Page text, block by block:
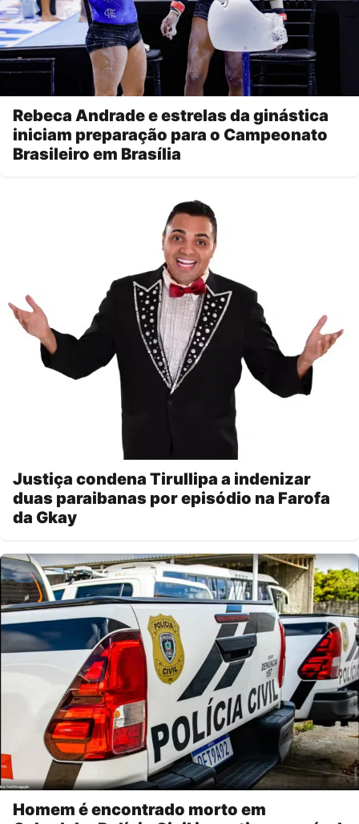
Rebeca Andrade e estrelas da ginástica
iniciam preparação para o Campeonato
Brasileiro em Brasília
Justiça condena Tirullipa a indenizar
duas paraibanas por episódio na Farofa
da Gkay
Homem é encontrado morto em